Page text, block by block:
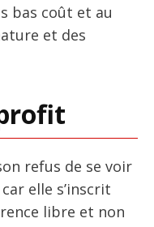
bas coût et au
et des
refus de se voir
elle s’inscrit
libre et non